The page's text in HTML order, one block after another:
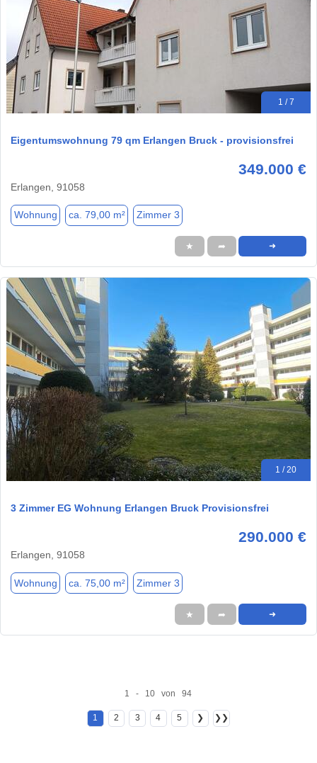
1 / 7
Eigentumswohnung 79 qm Erlangen Bruck - provisionsfrei
349.000 €
Erlangen, 91058
Wohnung ca. 79,00 m² Zimmer 3
★ ➦ ➜
1 / 20
3 Zimmer EG Wohnung Erlangen Bruck Provisionsfrei
290.000 €
Erlangen, 91058
Wohnung ca. 75,00 m² Zimmer 3
★ ➦ ➜
1 - 10 von 94
1 2 3 4 5 ❯ ❯❯